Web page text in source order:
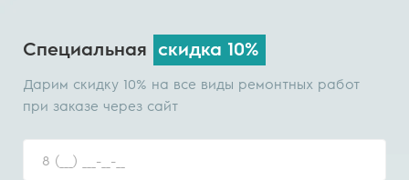
Специальная скидка 10%
Дарим скидку 10% на все виды ремонтных работ
при заказе через сайт